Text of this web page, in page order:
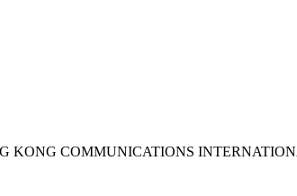
KONG COMMUNICATIONS